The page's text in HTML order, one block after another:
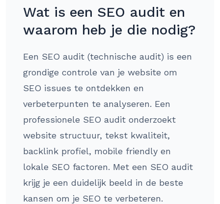
Wat is een SEO audit en
waarom heb je die nodig?
Een SEO audit (technische audit) is een
grondige controle van je website om
SEO issues te ontdekken en
verbeterpunten te analyseren. Een
professionele SEO audit onderzoekt
website structuur, tekst kwaliteit,
backlink profiel, mobile friendly en
lokale SEO factoren. Met een SEO audit
krijg je een duidelijk beeld in de beste
kansen om je SEO te verbeteren.